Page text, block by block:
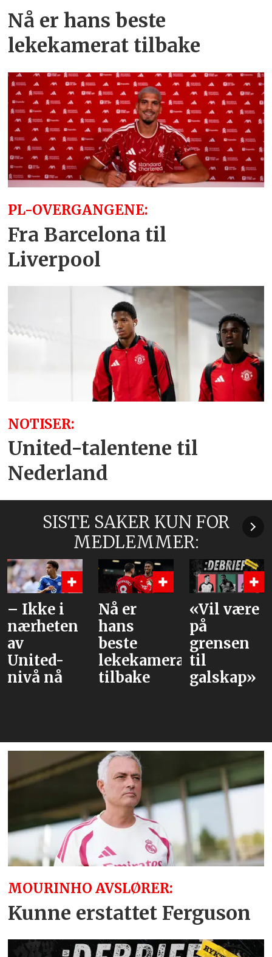
Nå er hans beste
lekekamerat tilbake
PL-OVERGANGENE:
Fra Barcelona til
Liverpool
NOTISER:
United-talentene til
Nederland
SISTE SAKER KUN FOR
MEDLEMMER:
– Ikke i
nærheten
av
United-
nivå nå
Nå er
hans
beste
lekekamerat
tilbake
«Vil være
på
grensen
til
galskap»
MOURINHO AVSLØRER:
Kunne erstattet Ferguson